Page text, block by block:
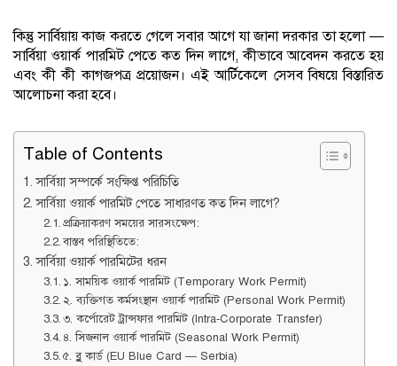
কিন্তু সার্বিয়ায় কাজ করতে গেলে সবার আগে যা জানা দরকার তা হলো —
সার্বিয়া ওয়ার্ক পারমিট পেতে কত দিন লাগে, কীভাবে আবেদন করতে হয়
এবং কী কী কাগজপত্র প্রয়োজন। এই আর্টিকেলে সেসব বিষয়ে বিস্তারিত
আলোচনা করা হবে।
Table of Contents
সার্বিয়া সম্পর্কে সংক্ষিপ্ত পরিচিতি
সার্বিয়া ওয়ার্ক পারমিট পেতে সাধারণত কত দিন লাগে?
প্রক্রিয়াকরণ সময়ের সারসংক্ষেপ:
বাস্তব পরিস্থিতিতে:
সার্বিয়া ওয়ার্ক পারমিটের ধরন
১. সাময়িক ওয়ার্ক পারমিট (Temporary Work Permit)
২. ব্যক্তিগত কর্মসংস্থান ওয়ার্ক পারমিট (Personal Work Permit)
৩. কর্পোরেট ট্রান্সফার পারমিট (Intra-Corporate Transfer)
৪. সিজনাল ওয়ার্ক পারমিট (Seasonal Work Permit)
৫. ব্লু কার্ড (EU Blue Card — Serbia)